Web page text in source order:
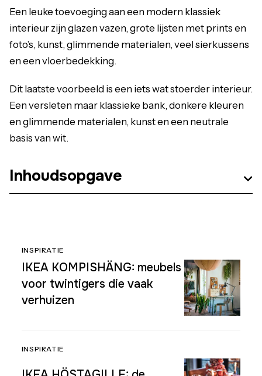
Een leuke toevoeging aan een modern klassiek
interieur zijn glazen vazen, grote lijsten met prints en
foto’s, kunst, glimmende materialen, veel sierkussens
en een vloerbedekking.
Dit laatste voorbeeld is een iets wat stoerder interieur.
Een versleten maar klassieke bank, donkere kleuren
en glimmende materialen, kunst en een neutrale
basis van wit.
Inhoudsopgave
INSPIRATIE
IKEA KOMPISHÄNG: meubels
voor twintigers die vaak
verhuizen
INSPIRATIE